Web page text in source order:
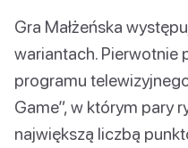
Gra Małżeńska
wariantach. Pierwotnie
programu
Game”, w którym pary
największą liczbą